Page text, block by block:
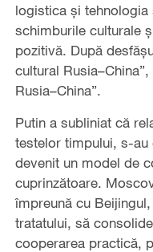
logistica și
schimburile culturale
pozitivă. După
cultural
Rusia–China”.
Putin a subliniat că
testelor timpului, s-
devenit un model de
cuprinzătoare.
împreună cu
tratatului, să
cooperarea practică,